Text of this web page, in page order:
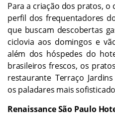
Para a criação dos pratos, o
perfil dos frequentadores
que buscam descobertas
ciclovia aos domingos e
além dos hóspedes do
brasileiros frescos, os
restaurante Terraço
os paladares mais
Renaissance São Paulo